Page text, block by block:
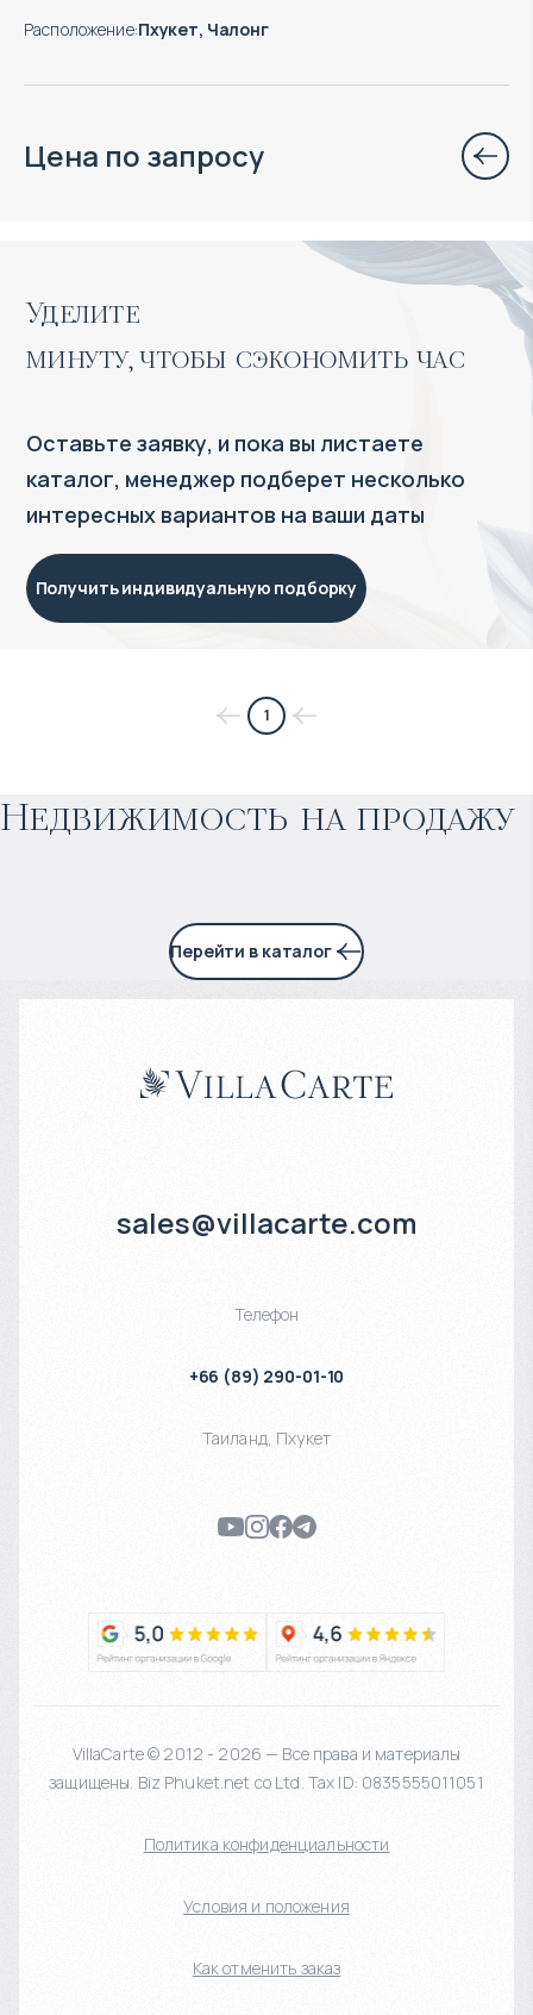
Расположение:Пхукет, Чалонг
Цена по запросу
Уделите
минуту, чтобы сэкономить час
Оставьте заявку, и пока вы листаете
каталог, менеджер подберет несколько
интересных вариантов на ваши даты
Получить индивидуальную подборку
1
Недвижимость на продажу
6% годовых
Перейти в каталог
sales@villacarte.com
Телефон
+66 (89) 290-01-10
Таиланд Пхукет
VillaCarte © 2012 - 2026 — Все права и материалы
защищены. Biz Phuket.net co Ltd. Tax ID: 0835555011051
Политика конфиденциальности
Условия и положения
Как отменить заказ